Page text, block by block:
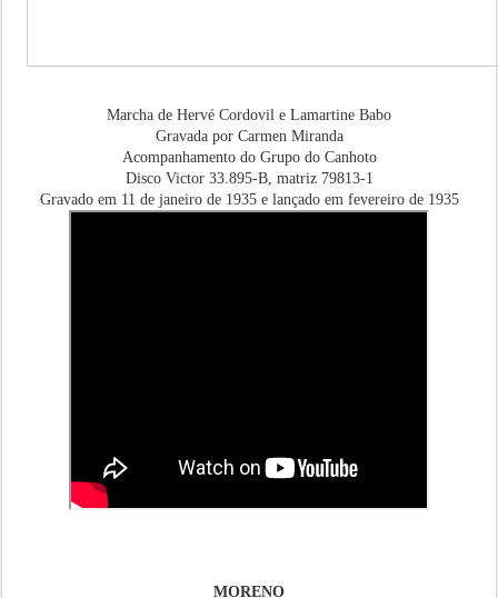
Marcha de Hervé Cordovil e Lamartine Babo
Gravada por Carmen Miranda
Acompanhamento do Grupo do Canhoto
Disco Victor 33.895-B, matriz 79813-1
Gravado em 11 de janeiro de 1935 e lançado em fevereiro de 1935
MORENO